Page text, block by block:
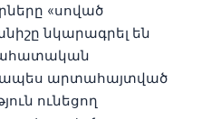
«սոված
նկարագրել են
արտահայտված
ունեցող